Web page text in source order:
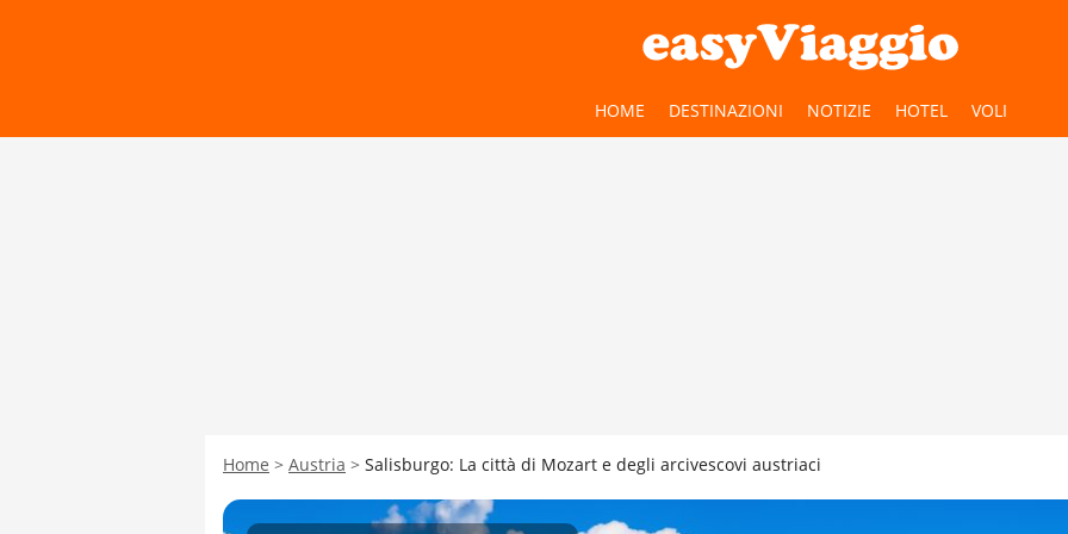
HOME DESTINAZIONI NOTIZIE HOTEL VOLI
Home Austria Salisburgo: La città di Mozart e degli arcivescovi austriaci